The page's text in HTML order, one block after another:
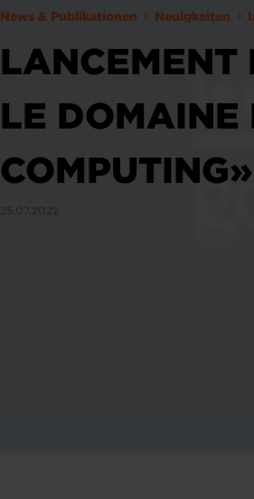
News & Publikationen Neuigkeiten
LANCEMENT
LE DOMAINE
COMPUTING»